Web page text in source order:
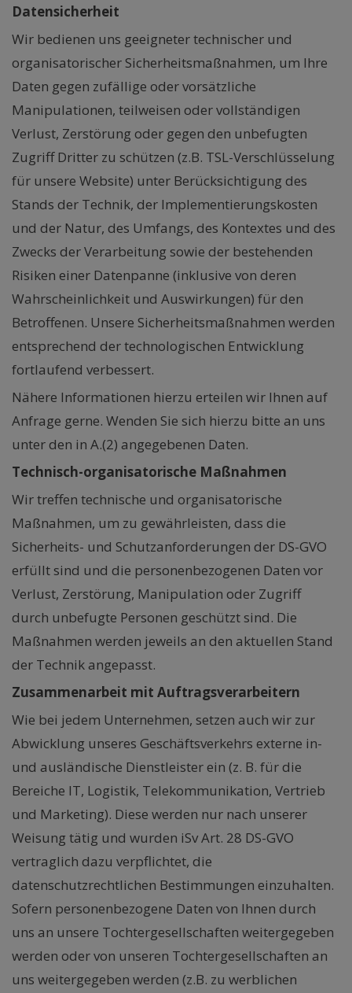
Datensicherheit
Wir bedienen uns geeigneter technischer und
organisatorischer Sicherheitsmaßnahmen, um Ihre
Daten gegen zufällige oder vorsätzliche
Manipulationen, teilweisen oder vollständigen
Verlust, Zerstörung oder gegen den unbefugten
Zugriff Dritter zu schützen (z.B. TSL-Verschlüsselung
für unsere Website) unter Berücksichtigung des
Stands der Technik, der Implementierungskosten
und der Natur, des Umfangs, des Kontextes und des
Zwecks der Verarbeitung sowie der bestehenden
Risiken einer Datenpanne (inklusive von deren
Wahrscheinlichkeit und Auswirkungen) für den
Betroffenen. Unsere Sicherheitsmaßnahmen werden
entsprechend der technologischen Entwicklung
fortlaufend verbessert.
Nähere Informationen hierzu erteilen wir Ihnen auf
Anfrage gerne. Wenden Sie sich hierzu bitte an uns
unter den in A.(2) angegebenen Daten.
Technisch-organisatorische Maßnahmen
Wir treffen technische und organisatorische
Maßnahmen, um zu gewährleisten, dass die
Sicherheits- und Schutzanforderungen der DS-GVO
erfüllt sind und die personenbezogenen Daten vor
Verlust, Zerstörung, Manipulation oder Zugriff
durch unbefugte Personen geschützt sind. Die
Maßnahmen werden jeweils an den aktuellen Stand
der Technik angepasst.
Zusammenarbeit mit Auftragsverarbeitern
Wie bei jedem Unternehmen, setzen auch wir zur
Abwicklung unseres Geschäftsverkehrs externe in-
und ausländische Dienstleister ein (z. B. für die
Bereiche IT, Logistik, Telekommunikation, Vertrieb
und Marketing). Diese werden nur nach unserer
Weisung tätig und wurden iSv Art. 28 DS-GVO
vertraglich dazu verpflichtet, die
datenschutzrechtlichen Bestimmungen einzuhalten.
Sofern personenbezogene Daten von Ihnen durch
uns an unsere Tochtergesellschaften weitergegeben
werden oder von unseren Tochtergesellschaften an
uns weitergegeben werden (z.B. zu werblichen